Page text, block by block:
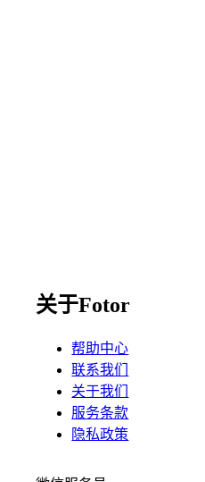
关于Fotor
帮助中心
联系我们
关于我们
服务条款
隐私政策